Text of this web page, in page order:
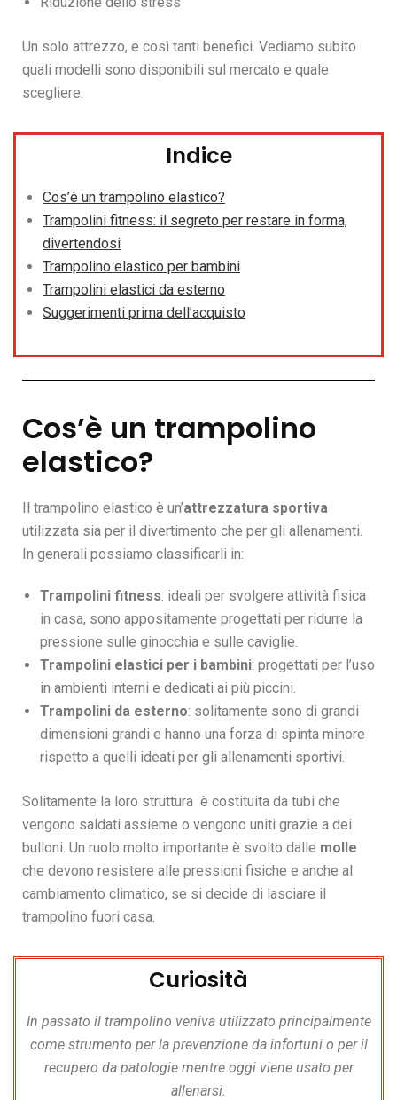
Un solo attrezzo, e così tanti benefici. Vediamo subito
quali modelli sono disponibili sul mercato e quale
scegliere.
Indice
Cos’è un trampolino elastico?
Trampolini fitness: il segreto per restare in forma,
divertendosi
Trampolino elastico per bambini
Trampolini elastici da esterno
Suggerimenti prima dell’acquisto
Cos’è un trampolino
elastico?
Il trampolino elastico è un’attrezzatura sportiva
utilizzata sia per il divertimento che per gli allenamenti.
In generali possiamo classificarli in:
Trampolini fitness: ideali per svolgere attività fisica
in casa, sono appositamente progettati per ridurre la
pressione sulle ginocchia e sulle caviglie.
Trampolini elastici per i bambini: progettati per l’uso
in ambienti interni e dedicati ai più piccini.
Trampolini da esterno: solitamente sono di grandi
dimensioni grandi e hanno una forza di spinta minore
rispetto a quelli ideati per gli allenamenti sportivi.
Solitamente la loro struttura è costituita da tubi che
vengono saldati assieme o vengono uniti grazie a dei
bulloni. Un ruolo molto importante è svolto dalle molle
che devono resistere alle pressioni fisiche e anche al
cambiamento climatico, se si decide di lasciare il
trampolino fuori casa.
Curiosità
In passato il trampolino veniva utilizzato principalmente
come strumento per la prevenzione da infortuni o per il
recupero da patologie mentre oggi viene usato per
allenarsi.